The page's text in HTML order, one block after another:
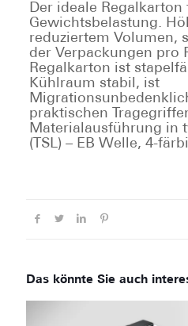
Der ideale Regalkarton
Gewichtsbelastung.
reduziertem Volumen,
der Verpackungen pro
Regalkarton ist
Kühlraum stabil, ist
praktischen
Materialausführung in
(TSL) – EB Welle, 4-